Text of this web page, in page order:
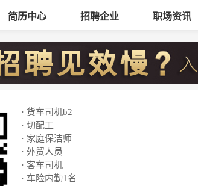
简历中心 招聘企业 职场资讯
· 货车司机b2
· 切配工
· 家庭保洁师
· 外贸人员
· 客车司机
· 车险内勤1名